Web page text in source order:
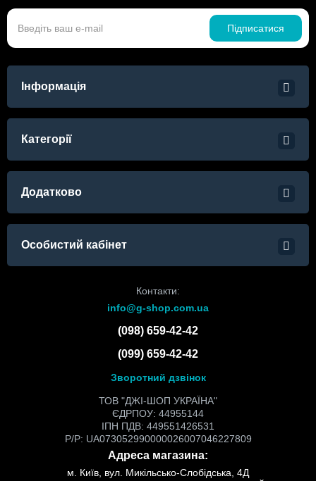
Підписатися
Інформація
Категорії
Додатково
Особистий кабінет
Контакти:
info@g-shop.com.ua
(098) 659-42-42
(099) 659-42-42
Зворотний дзвінок
ТОВ "ДЖІ-ШОП УКРАЇНА"
ЄДРПОУ: 44955144
ІПН ПДВ: 449551426531
Р/Р: UA073052990000026007046227809
Адреса магазина:
м. Київ, вул. Микільсько-Слобідська, 4Д